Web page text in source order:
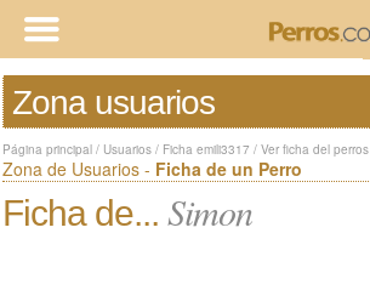
Zona usuarios
Página principal / Usuarios / Ficha emili3317 / Ver ficha del perros
Zona de Usuarios - Ficha de un Perro
Ficha de... Simon